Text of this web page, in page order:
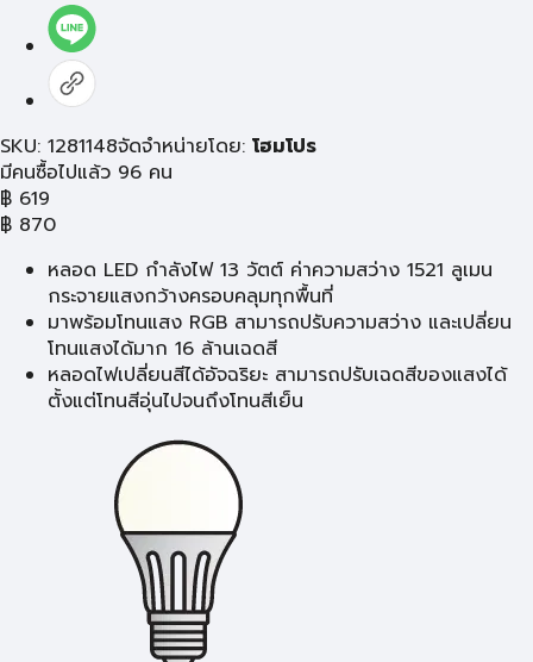
SKU: 1281148จัดจำหน่ายโดย: โฮมโปร
มีคนซื้อไปแล้ว 96 คน
฿ 619
฿ 870
หลอด LED กำลังไฟ 13 วัตต์ ค่าความสว่าง 1521 ลูเมน
กระจายแสงกว้างครอบคลุมทุกพื้นที่
มาพร้อมโทนแสง RGB สามารถปรับความสว่าง และเปลี่ยน
โทนแสงได้มาก 16 ล้านเฉดสี
หลอดไฟเปลี่ยนสีได้อัจฉริยะ สามารถปรับเฉดสีของแสงได้
ตั้งแต่โทนสีอุ่นไปจนถึงโทนสีเย็น